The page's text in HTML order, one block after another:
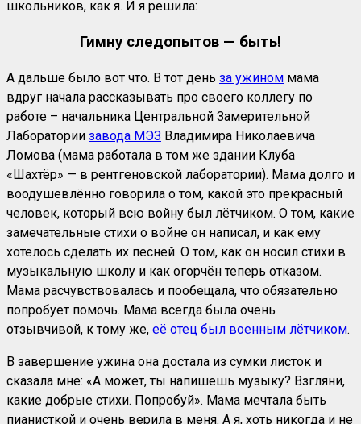
школьников, как я. И я решила:
Гимну следопытов — быть!
А дальше было вот что. В тот день за ужином мама
вдруг начала рассказывать про своего коллегу по
работе – начальника Центральной Замерительной
Лаборатории завода МЭЗ Владимира Николаевича
Ломова (мама работала в том же здании Клуба
«Шахтёр» — в рентгеновской лаборатории). Мама долго и
воодушевлённо говорила о том, какой это прекрасный
человек, который всю войну был лётчиком. О том, какие
замечательные стихи о войне он написал, и как ему
хотелось сделать их песней. О том, как он носил стихи в
музыкальную школу и как огорчён теперь отказом.
Мама расчувствовалась и пообещала, что обязательно
попробует помочь. Мама всегда была очень
отзывчивой, к тому же, её отец был военным лётчиком.
В завершение ужина она достала из сумки листок и
сказала мне: «А может, ты напишешь музыку? Взгляни,
какие добрые стихи. Попробуй». Мама мечтала быть
пианисткой и очень верила в меня. А я, хоть никогда и не